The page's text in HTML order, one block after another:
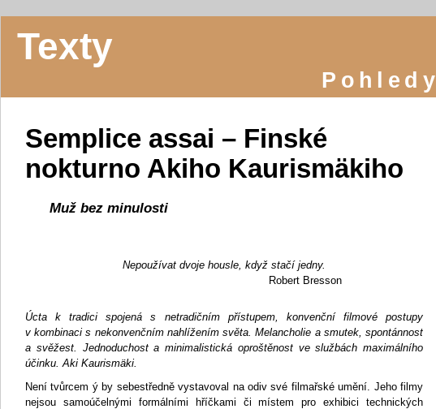
Texty
Pohledy
Semplice assai – Finské
nokturno Akiho Kaurismäkiho
Muž bez minulosti
Nepoužívat dvoje housle, když stačí jedny.
Robert Bresson
Úcta k tradici spojená s netradičním přístupem, konvenční filmové postupy
v kombinaci s nekonvenčním nahlížením světa. Melancholie a smutek, spontánnost
a svěžest. Jednoduchost a minimalistická oproštěnost ve službách maximálního
účinku. Aki Kaurismäki.
Není tvůrcem ý by sebestředně vystavoval na odiv své filmařské umění. Jeho filmy
nejsou samoúčelnými formálními hříčkami či místem pro exhibici technických